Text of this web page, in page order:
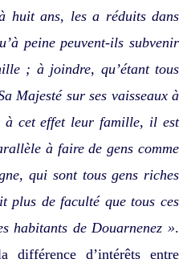
huit ans, les a réduits dans
peine peuvent-ils subvenir
; à joindre, qu’étant tous
Majesté sur ses vaisseaux à
à cet effet leur famille, il est
à faire de gens comme
qui sont tous gens riches
plus de faculté que tous ces
habitants de Douarnenez ».
différence d’intérêts entre